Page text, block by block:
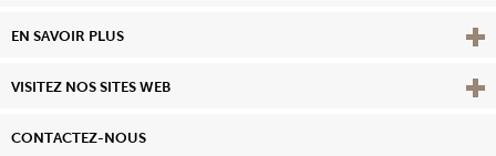
EN SAVOIR PLUS View
VISITEZ NOS SITES WEB
CONTACTEZ-NOUS